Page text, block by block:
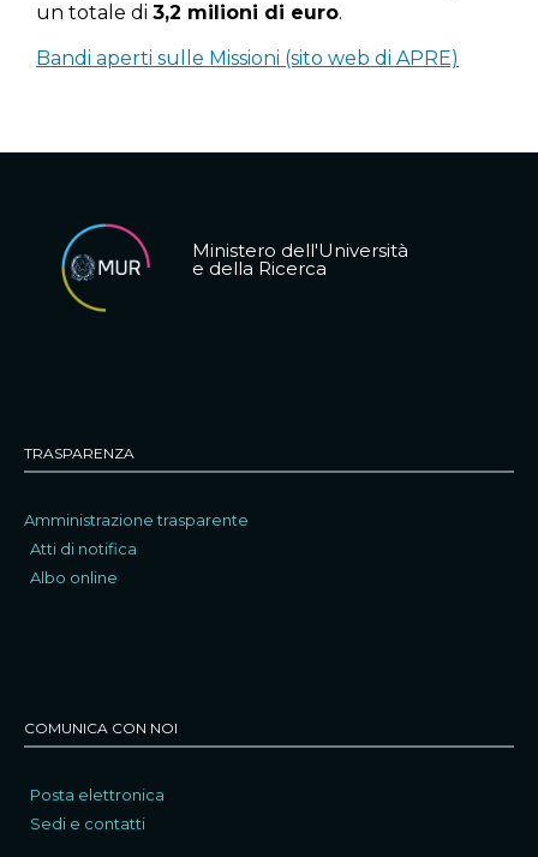
un totale di 3,2 milioni di euro.
Bandi aperti sulle Missioni (sito web di APRE)
Ministero dell'Università
e della Ricerca
TRASPARENZA
Amministrazione trasparente
Atti di notifica
Albo online
COMUNICA CON NOI
Posta elettronica
Sedi e contatti